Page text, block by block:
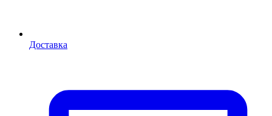
Доставка